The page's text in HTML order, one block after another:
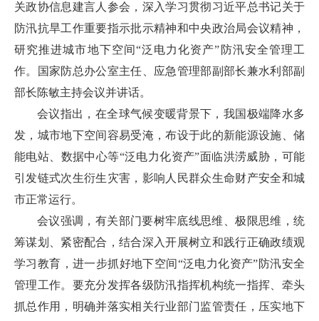
关政协信息建言人参会，深入学习贯彻习近平总书记关于
防汛抗旱工作重要指示批示精神和中央政治局会议精神，
研究推进城市地下空间“泛电力化资产”防汛安全管理工
作。国家防总办公室主任、应急管理部副部长兼水利部副
部长陈敏主持会议并讲话。
会议指出，在全球气候变暖背景下，我国极端降水多
发，城市地下空间容易受淹，布设于此的新能源设施、储
能电站、数据中心等“泛电力化资产”面临洪涝威胁，可能
引发链式次生衍生灾害，影响人民群众生命财产安全和城
市正常运行。
会议强调，有关部门要树牢底线思维、极限思维，统
筹谋划、紧密配合，结合深入开展树立和践行正确政绩观
学习教育，进一步抓好地下空间“泛电力化资产”防汛安全
管理工作。要充分发挥各级防汛指挥机构统一指挥、牵头
抓总作用，明确并落实相关行业部门监管责任，压实地下